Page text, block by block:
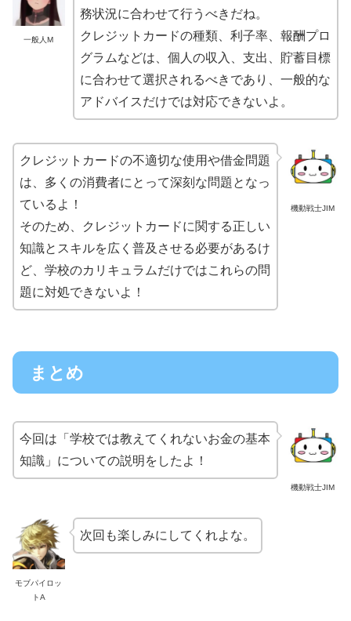
一般人M
務状況に合わせて行うべきだね。
クレジットカードの種類、利子率、報酬プロ
グラムなどは、個人の収入、支出、貯蓄目標
に合わせて選択されるべきであり、一般的な
アドバイスだけでは対応できないよ。
機動戦士JIM
クレジットカードの不適切な使用や借金問題
は、多くの消費者にとって深刻な問題となっ
ているよ！
そのため、クレジットカードに関する正しい
知識とスキルを広く普及させる必要があるけ
ど、学校のカリキュラムだけではこれらの問
題に対処できないよ！
まとめ
機動戦士JIM
今回は「学校では教えてくれないお金の基本
知識」についての説明をしたよ！
モブパイロッ
トA
次回も楽しみにしてくれよな。